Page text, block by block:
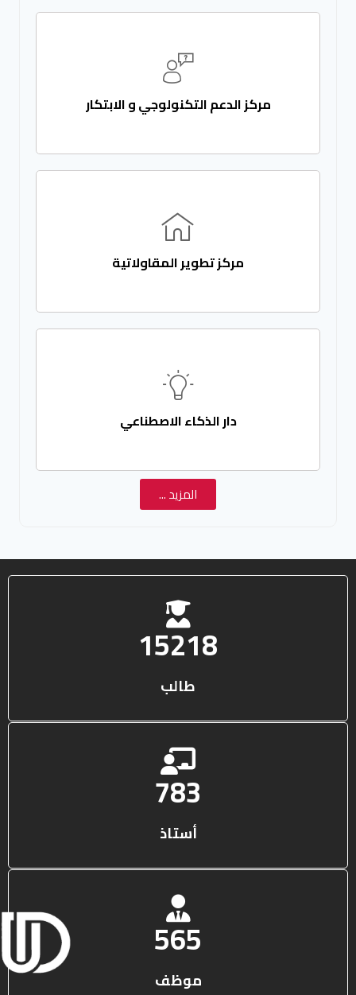
مركز الدعم التكنولوجي و الابتكار
مركز تطوير المقاولاتية
دار الذكاء الاصطناعي
المزيد ...
25450
طالب
1309
أستاذ
945
موظف